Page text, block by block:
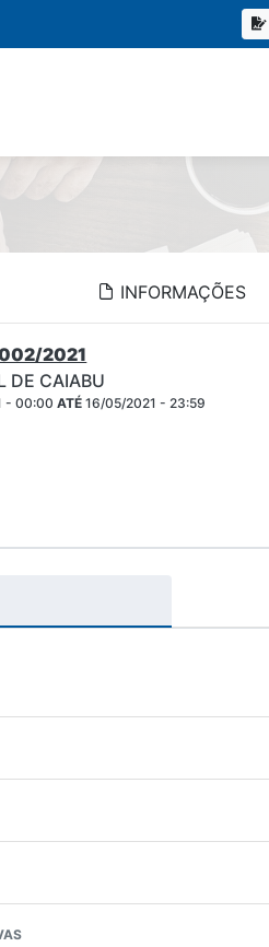
INFORMAÇÕES
002/2021
DE CAIABU
- 00:00ATÉ 16/05/2021 - 23:59